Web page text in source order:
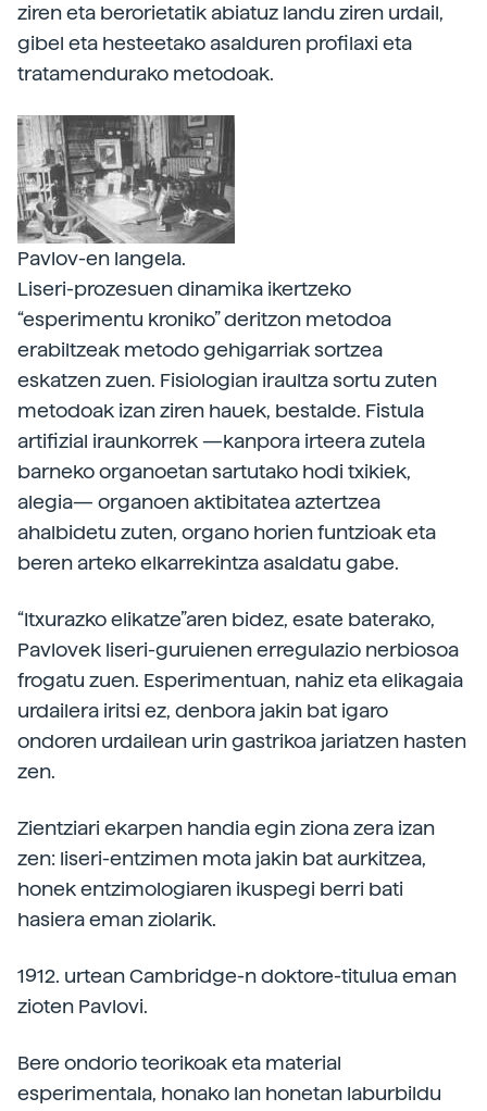
ziren eta berorietatik abiatuz landu ziren urdail,
gibel eta hesteetako asalduren profilaxi eta
tratamendurako metodoak.
Pavlov-en langela.
Liseri-prozesuen dinamika ikertzeko
“esperimentu kroniko” deritzon metodoa
erabiltzeak metodo gehigarriak sortzea
eskatzen zuen. Fisiologian iraultza sortu zuten
metodoak izan ziren hauek, bestalde. Fistula
artifizial iraunkorrek —kanpora irteera zutela
barneko organoetan sartutako hodi txikiek,
alegia— organoen aktibitatea aztertzea
ahalbidetu zuten, organo horien funtzioak eta
beren arteko elkarrekintza asaldatu gabe.
“Itxurazko elikatze”aren bidez, esate baterako,
Pavlovek liseri-guruienen erregulazio nerbiosoa
frogatu zuen. Esperimentuan, nahiz eta elikagaia
urdailera iritsi ez, denbora jakin bat igaro
ondoren urdailean urin gastrikoa jariatzen hasten
zen.
Zientziari ekarpen handia egin ziona zera izan
zen: liseri-entzimen mota jakin bat aurkitzea,
honek entzimologiaren ikuspegi berri bati
hasiera eman ziolarik.
1912. urtean Cambridge-n doktore-titulua eman
zioten Pavlovi.
Bere ondorio teorikoak eta material
esperimentala, honako lan honetan laburbildu